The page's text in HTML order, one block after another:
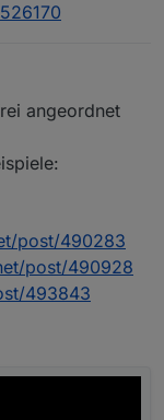
angeordnet
post/490283
post/490928
493843